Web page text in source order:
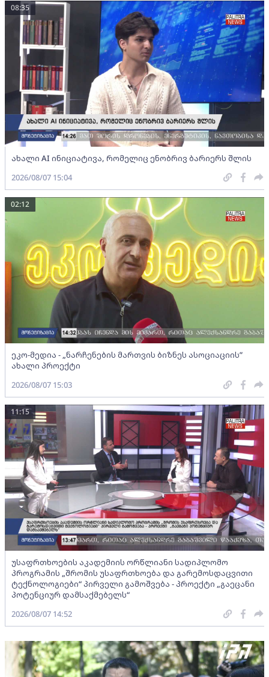
ახალი AI ინიციატივა, რომელიც ენობრივ ბარიერს შლის
08:35
2026/08/07 15:04
ეკო-მედია - „ნარჩენების მართვის ბიზნეს ასოციაციის”
ახალი პროექტი
02:12
2026/08/07 15:03
უსაფრთხოების აკადემიის ორწლიანი სადიპლომო
პროგრამის „შრომის უსაფრთხოება და გარემოსდაცვითი
ტექნოლოგიები“ პირველი გამოშვება - პროექტი „გაეცანი
პოტენციურ დამსაქმებელს“
11:15
2026/08/07 14:52